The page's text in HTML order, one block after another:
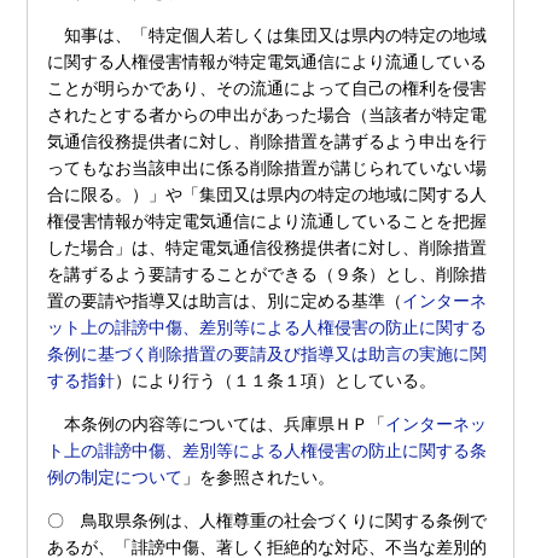
知事は、「特定個人若しくは集団又は県内の特定の地域
に関する人権侵害情報が特定電気通信により流通している
ことが明らかであり、その流通によって自己の権利を侵害
されたとする者からの申出があった場合（当該者が特定電
気通信役務提供者に対し、削除措置を講ずるよう申出を行
ってもなお当該申出に係る削除措置が講じられていない場
合に限る。）」や「集団又は県内の特定の地域に関する人
権侵害情報が特定電気通信により流通していることを把握
した場合」は、特定電気通信役務提供者に対し、削除措置
を講ずるよう要請することができる（９条）とし、削除措
置の要請や指導又は助言は、別に定める基準（インターネ
ット上の誹謗中傷、差別等による人権侵害の防止に関する
条例に基づく削除措置の要請及び指導又は助言の実施に関
する指針）により行う（１１条１項）としている。
本条例の内容等については、兵庫県ＨＰ「インターネッ
ト上の誹謗中傷、差別等による人権侵害の防止に関する条
例の制定について 」を参照されたい。
〇 鳥取県条例は、人権尊重の社会づくりに関する条例で
あるが、「誹謗中傷、著しく拒絶的な対応、不当な差別的